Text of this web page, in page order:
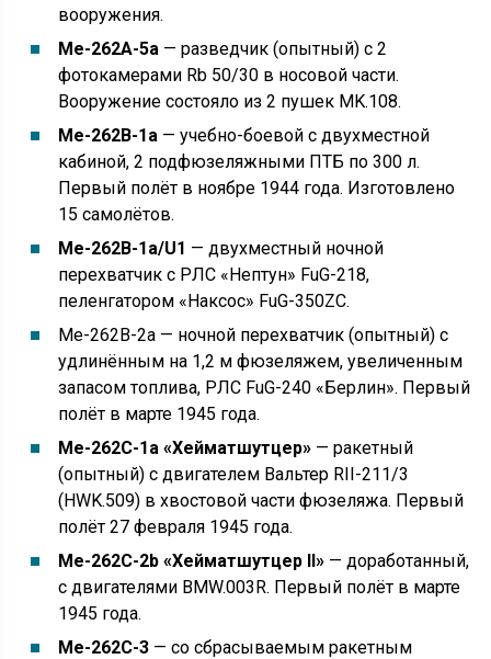
вооружения.
Me-262A-5a — разведчик (опытный) с 2
фотокамерами Rb 50/30 в носовой части.
Вооружение состояло из 2 пушек MK.108.
Me-262B-1a — учебно-боевой с двухместной
кабиной, 2 подфюзеляжными ПТБ по 300 л.
Первый полёт в ноябре 1944 года. Изготовлено
15 самолётов.
Me-262B-1a/U1 — двухместный ночной
перехватчик с РЛС «Нептун» FuG-218,
пеленгатором «Наксос» FuG-350ZC.
Me-262B-2a — ночной перехватчик (опытный) с
удлинённым на 1,2 м фюзеляжем, увеличенным
запасом топлива, РЛС FuG-240 «Берлин». Первый
полёт в марте 1945 года.
Me-262C-1a «Хейматшутцер» — ракетный
(опытный) с двигателем Вальтер RII-211/3
(HWK.509) в хвостовой части фюзеляжа. Первый
полёт 27 февраля 1945 года.
Me-262C-2b «Хейматшутцер II» — доработанный,
с двигателями BMW.003R. Первый полёт в марте
1945 года.
Me-262C-3 — со сбрасываемым ракетным